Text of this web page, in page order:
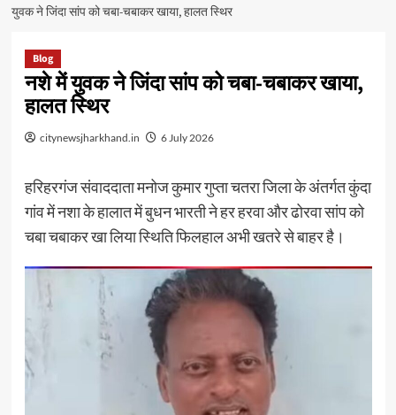
युवक ने जिंदा सांप को चबा-चबाकर खाया, हालत स्थिर
Blog
नशे में युवक ने जिंदा सांप को चबा-चबाकर खाया,
हालत स्थिर
citynewsjharkhand.in 6 July 2026
हरिहरगंज संवाददाता मनोज कुमार गुप्ता चतरा जिला के अंतर्गत कुंदा
गांव में नशा के हालात में बुधन भारती ने हर हरवा और ढोरवा सांप को
चबा चबाकर खा लिया स्थिति फिलहाल अभी खतरे से बाहर है।